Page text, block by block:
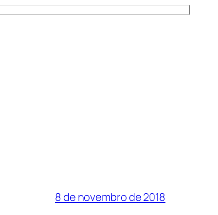
8 de novembro de 2018